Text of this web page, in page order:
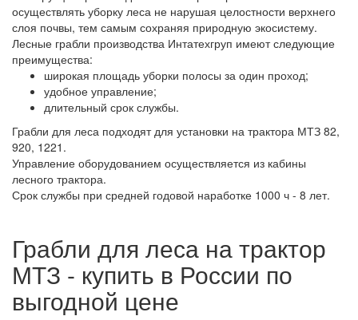
осуществлять уборку леса не нарушая целостности верхнего
слоя почвы, тем самым сохраняя природную экосистему.
Лесные грабли производства Интатехгруп имеют следующие
преимущества:
широкая площадь уборки полосы за один проход;
удобное управление;
длительный срок службы.
Грабли для леса подходят для установки на трактора МТЗ 82,
920, 1221.
Управление оборудованием осуществляется из кабины
лесного трактора.
Срок службы при средней годовой наработке 1000 ч - 8 лет.
Грабли для леса на трактор
МТЗ - купить в России по
выгодной цене